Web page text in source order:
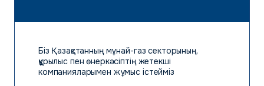
Біз Қазақстанның мұнай-газ секторының,
құрылыс пен өнеркәсіптің жетекші
компанияларымен жұмыс істейміз